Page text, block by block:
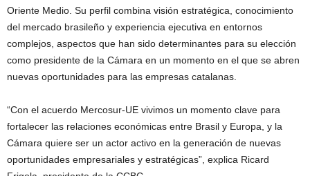
Oriente Medio. Su perfil combina visión estratégica, conocimiento
del mercado brasileño y experiencia ejecutiva en entornos
complejos, aspectos que han sido determinantes para su elección
como presidente de la Cámara en un momento en el que se abren
nuevas oportunidades para las empresas catalanas.
“Con el acuerdo Mercosur-UE vivimos un momento clave para
fortalecer las relaciones económicas entre Brasil y Europa, y la
Cámara quiere ser un actor activo en la generación de nuevas
oportunidades empresariales y estratégicas”, explica Ricard